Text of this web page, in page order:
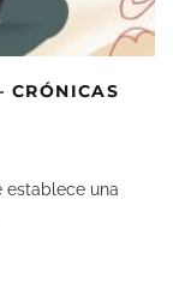
CRÓNICAS
establece una